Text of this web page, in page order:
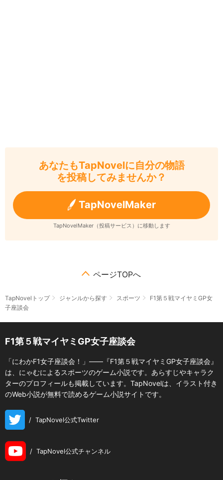
あなたもTapNovelに自分の物語
を投稿してみませんか？
TapNovelMaker
TapNovelMaker（投稿サービス）に移動します
ページTOPへ
TapNovelトップ ジャンルから探す スポーツ
F1第５戦マイヤミGP女
子座談会
F1第５戦マイヤミGP女子座談会
「にわかF1女子座談会！」――『F1第５戦マイヤミGP女子座談会』
は、にゃむによるスポーツのゲーム小説です。あらすじやキャラク
ターのプロフィールも掲載しています。TapNovelは、イラスト付き
のWeb小説が無料で読めるゲーム小説サイトです。
/ TapNovel公式Twitter
/ TapNovel公式チャンネル